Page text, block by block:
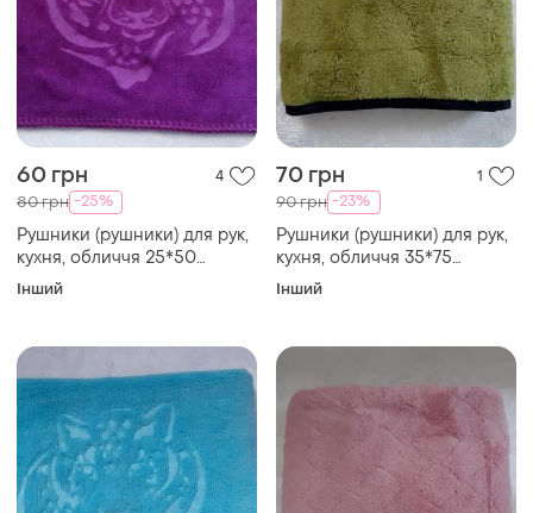
60 грн 4
80 грн -25%
Рушники (рушники) для рук,
кухня, обличчя 25*50
мікрофібра фіолетовий,
Інший
70 грн 1
90 грн -23%
Рушники (рушники) для рук,
кухня, обличчя 35*75
мікрофібра махра зелений,
Інший